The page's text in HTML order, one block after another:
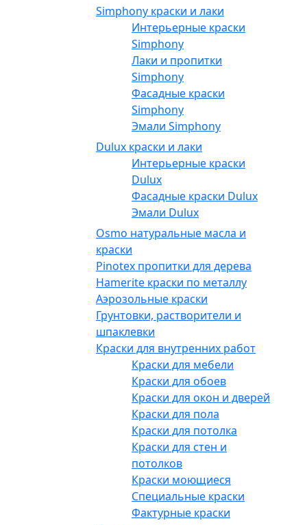
Simphony краски и лаки
Интерьерные краски
Simphony
Лаки и пропитки
Simphony
Фасадные краски
Simphony
Эмали Simphony
Dulux краски и лаки
Интерьерные краски
Dulux
Фасадные краски Dulux
Эмали Dulux
Osmo натуральные масла и
краски
Pinotex пропитки для дерева
Hamerite краски по металлу
Аэрозольные краски
Грунтовки, растворители и
шпаклевки
Краски для внутренних работ
Краски для мебели
Краски для обоев
Краски для окон и дверей
Краски для пола
Краски для потолка
Краски для стен и
потолков
Краски моющиеся
Специальные краски
Фактурные краски